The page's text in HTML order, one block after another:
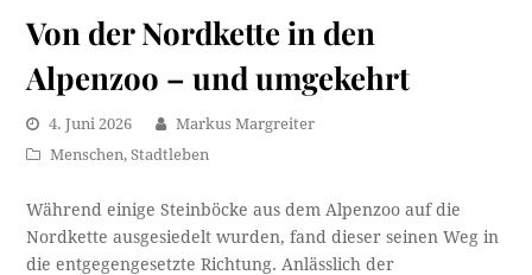
Von der Nordkette in den
Alpenzoo – und umgekehrt
4. Juni 2026
Markus Margreiter
Menschen,Stadtleben
Während einige Steinböcke aus dem Alpenzoo auf die
Nordkette ausgesiedelt wurden, fand dieser seinen Weg in
die entgegengesetzte Richtung. Anlässlich der